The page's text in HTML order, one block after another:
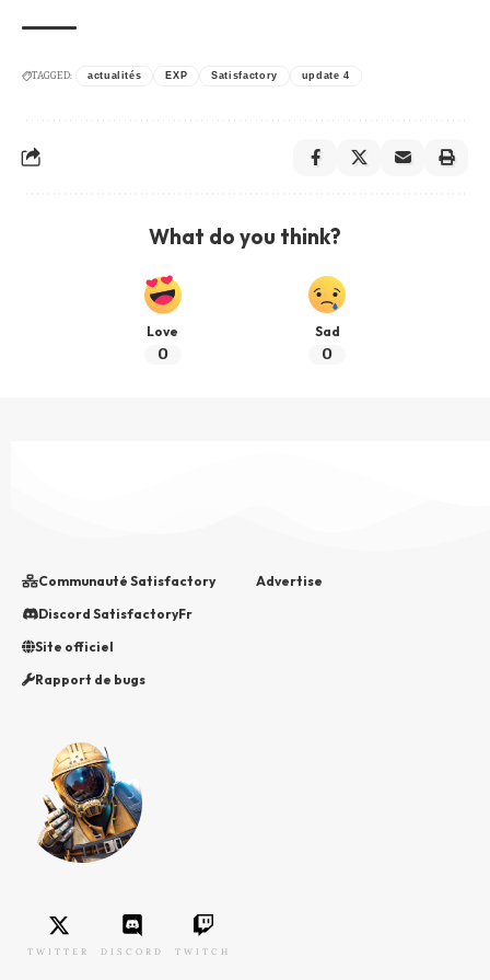
TAGGED: actualités EXP Satisfactory update 4
What do you think?
Love
0
Sad
0
Communauté Satisfactory
Discord SatisfactoryFr
Site officiel
Rapport de bugs
Advertise
TWITTER DISCORD TWITCH